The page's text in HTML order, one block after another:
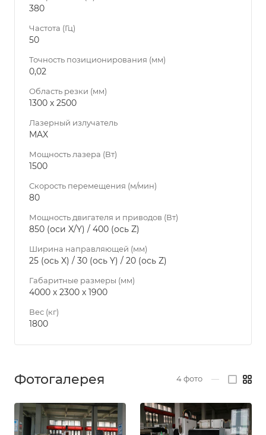
380
Частота (Гц)
50
Точность позиционирования (мм)
0,02
Область резки (мм)
1300 х 2500
Лазерный излучатель
MAX
Мощность лазера (Вт)
1500
Скорость перемещения (м/мин)
80
Мощность двигателя и приводов (Вт)
850 (оси X/Y) / 400 (ось Z)
Ширина направляющей (мм)
25 (ось X) / 30 (ось Y) / 20 (ось Z)
Габаритные размеры (мм)
4000 х 2300 х 1900
Вес (кг)
1800
Фотогалерея 4фото —